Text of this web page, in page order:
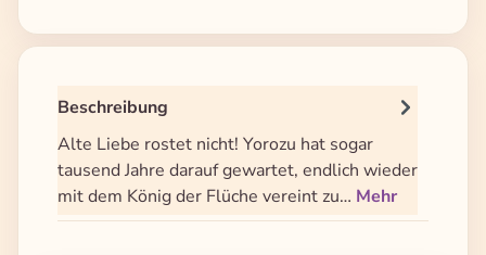
Beschreibung
Alte Liebe rostet nicht! Yorozu hat sogar
tausend Jahre darauf gewartet, endlich wieder
mit dem König der Flüche vereint zu… Mehr